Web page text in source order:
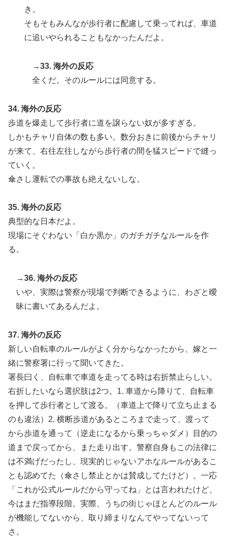
き。
そもそもみんなが歩行者に配慮して乗ってれば、車道
に追いやられることもなかったんだよ。
→33. 海外の反応
全くだ。そのルールには同意する。
34. 海外の反応
歩道を爆走して歩行者に道を譲らない奴が多すぎる。
しかもチャリ自体の数も多い。数分おきに前後からチャリ
が来て、右往左往しながら歩行者の間を猛スピードで縫っ
ていく。
傘さし運転での事故も絶えないしな。
35. 海外の反応
典型的な日本だよ。
現場にそぐわない「白か黒か」のガチガチなルールを作
る。
→36. 海外の反応
いや、実際は警察が現場で判断できるように、わざと曖
昧に書いてあるんだよ。
37. 海外の反応
新しい自転車のルールがよく分からなかったから、嫁と一
緒に警察署に行って聞いてきた。
署長曰く、自転車で車道を走ってる時は右折禁止らしい。
右折したいなら選択肢は2つ。1. 車道から降りて、自転車
を押して歩行者として渡る。（車道上で降りて立ち止まる
のも違法）2. 横断歩道があるところまで走って、渡って
から歩道を通って（逆走になるから乗っちゃダメ）目的の
道まで戻ってから、また走り出す。警察自身もこの法律に
は不満げだったし、現実的じゃないアホなルールがあるこ
とも認めてた（傘さし禁止とかは賛成してたけど）。一応
「これが公式ルールだから守ってね」とは言われたけど、
今はまだ指導段階。実際、うちの街じゃほとんどのルール
が機能してないから、取り締まりなんてやってないって
さ。